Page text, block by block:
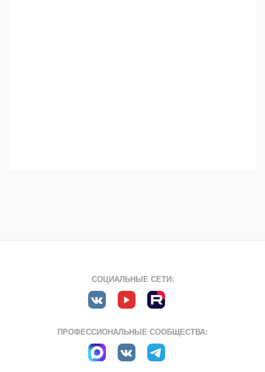
СОЦИАЛЬНЫЕ СЕТИ:
ПРОФЕССИОНАЛЬНЫЕ СООБЩЕСТВА: